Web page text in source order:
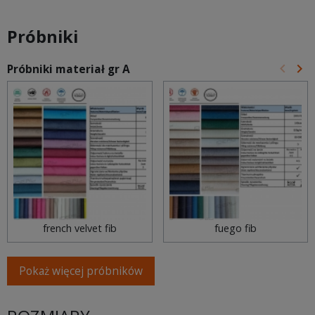
Próbniki
Próbniki materiał gr A keyboard_arrow_left keyboard_arrow_right
french velvet fib fuego fib
Pokaż więcej próbników